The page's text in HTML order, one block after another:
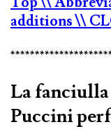
additions\\
La
Puccini